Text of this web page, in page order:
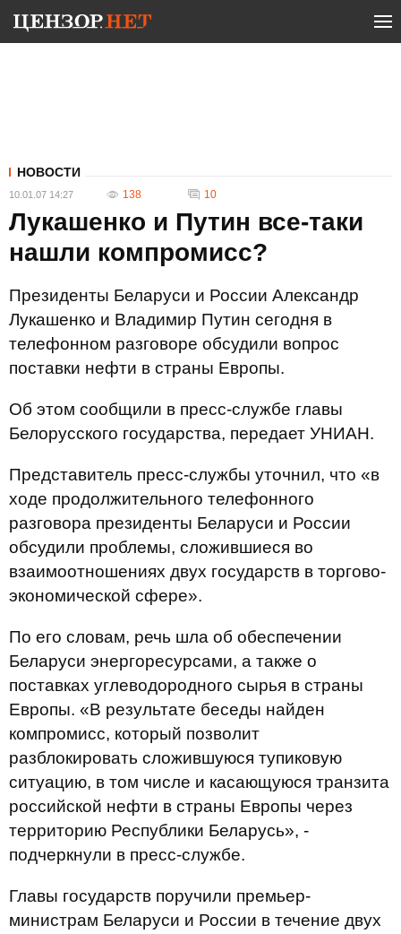
НОВОСТИ
10.01.07 14:27 138 10
Лукашенко и Путин все-таки
нашли компромисс?
Президенты Беларуси и России Александр
Лукашенко и Владимир Путин сегодня в
телефонном разговоре обсудили вопрос
поставки нефти в страны Европы.
Об этом сообщили в пресс-службе главы
Белорусского государства, передает УНИАН.
Представитель пресс-службы уточнил, что «в
ходе продолжительного телефонного
разговора президенты Беларуси и России
обсудили проблемы, сложившиеся во
взаимоотношениях двух государств в торгово-
экономической сфере».
По его словам, речь шла об обеспечении
Беларуси энергоресурсами, а также о
поставках углеводородного сырья в страны
Европы. «В результате беседы найден
компромисс, который позволит
разблокировать сложившуюся тупиковую
ситуацию, в том числе и касающуюся транзита
российской нефти в страны Европы через
территорию Республики Беларусь», -
подчеркнули в пресс-службе.
Главы государств поручили премьер-
министрам Беларуси и России в течение двух